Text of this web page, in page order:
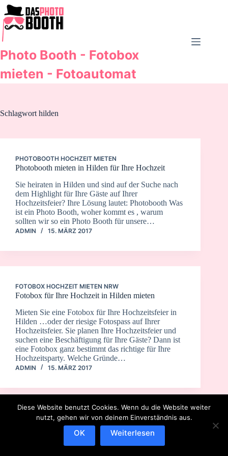
Zum
Inhalt
springen
Photo Booth - Fotobox
mieten - Fotoautomat
Schlagwort hilden
PHOTOBOOTH HOCHZEIT MIETEN
Photobooth mieten in Hilden für Ihre Hochzeit
Sie heiraten in Hilden und sind auf der Suche nach
dem Highlight für Ihre Gäste auf Ihrer
Hochzeitsfeier? Ihre Lösung lautet: Photobooth Was
ist ein Photo Booth, woher kommt es , warum
sollten wir so ein Photo Booth für unsere…
ADMIN 15. MÄRZ 2017
FOTOBOX HOCHZEIT MIETEN NRW
Fotobox für Ihre Hochzeit in Hilden mieten
Mieten Sie eine Fotobox für Ihre Hochzeitsfeier in
Hilden …oder der riesige Fotospass auf Ihrer
Hochzeitsfeier. Sie planen Ihre Hochzeitsfeier und
suchen eine Beschäftigung für Ihre Gäste? Dann ist
eine Fotobox ganz bestimmt das richtige für Ihre
Hochzeitsparty. Welche Gründe…
ADMIN 15. MÄRZ 2017
Diese Website benutzt Cookies. Wenn du die Website weiter
nutzt, gehen wir von deinem Einverständnis aus.
OK Weiterlesen